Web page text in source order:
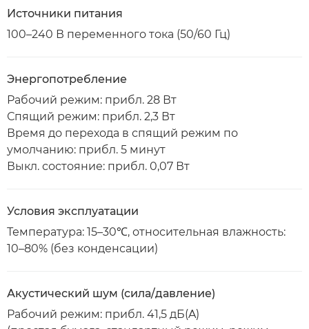
Источники питания
100–240 В переменного тока (50/60 Гц)
Энергопотребление
Рабочий режим: прибл. 28 Вт
Спящий режим: прибл. 2,3 Вт
Время до перехода в спящий режим по
умолчанию: прибл. 5 минут
Выкл. состояние: прибл. 0,07 Вт
Условия эксплуатации
Температура: 15–30℃, относительная влажность:
10–80% (без конденсации)
Акустический шум (сила/давление)
Рабочий режим: прибл. 41,5 дБ(A)